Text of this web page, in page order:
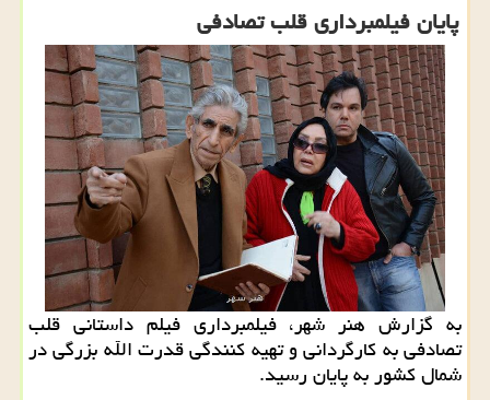
پایان فیلمبرداری قلب تصادفی
به گزارش هنر شهر، فیلمبرداری فیلم داستانی قلب
تصادفی به کارگردانی و تهیه کنندگی قدرت الله بزرگی در
شمال کشور به پایان رسید.